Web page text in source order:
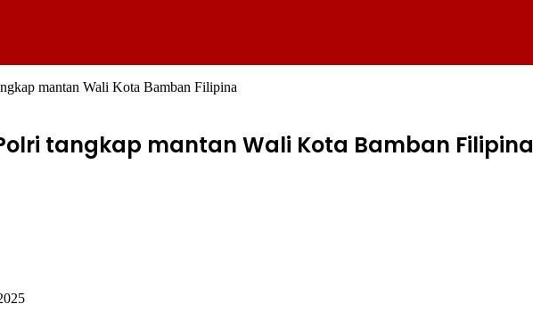
mantan Wali Kota Bamban Filipina
tangkap mantan Wali Kota Bamban Filipina